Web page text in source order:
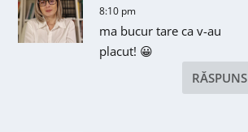
8:10 pm
ma bucur tare ca v-au
placut! 😀
RĂSPUNS